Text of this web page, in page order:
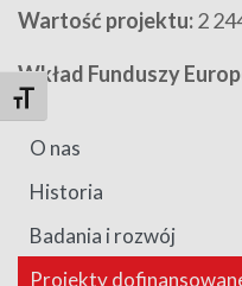
Toggle Font size
Wartość projektu:2
Wkład Funduszy
O nas
Historia
Badania i rozwój
Projekty